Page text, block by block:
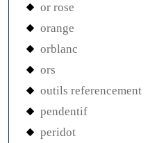
or rose
orange
orblanc
ors
outils referencement
pendentif
peridot